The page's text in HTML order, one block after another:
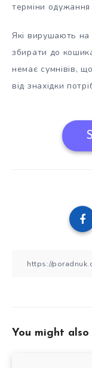
терміни одужання
Які вирушають на
збирати до
немає сумнівів,
від знахідки
You might also